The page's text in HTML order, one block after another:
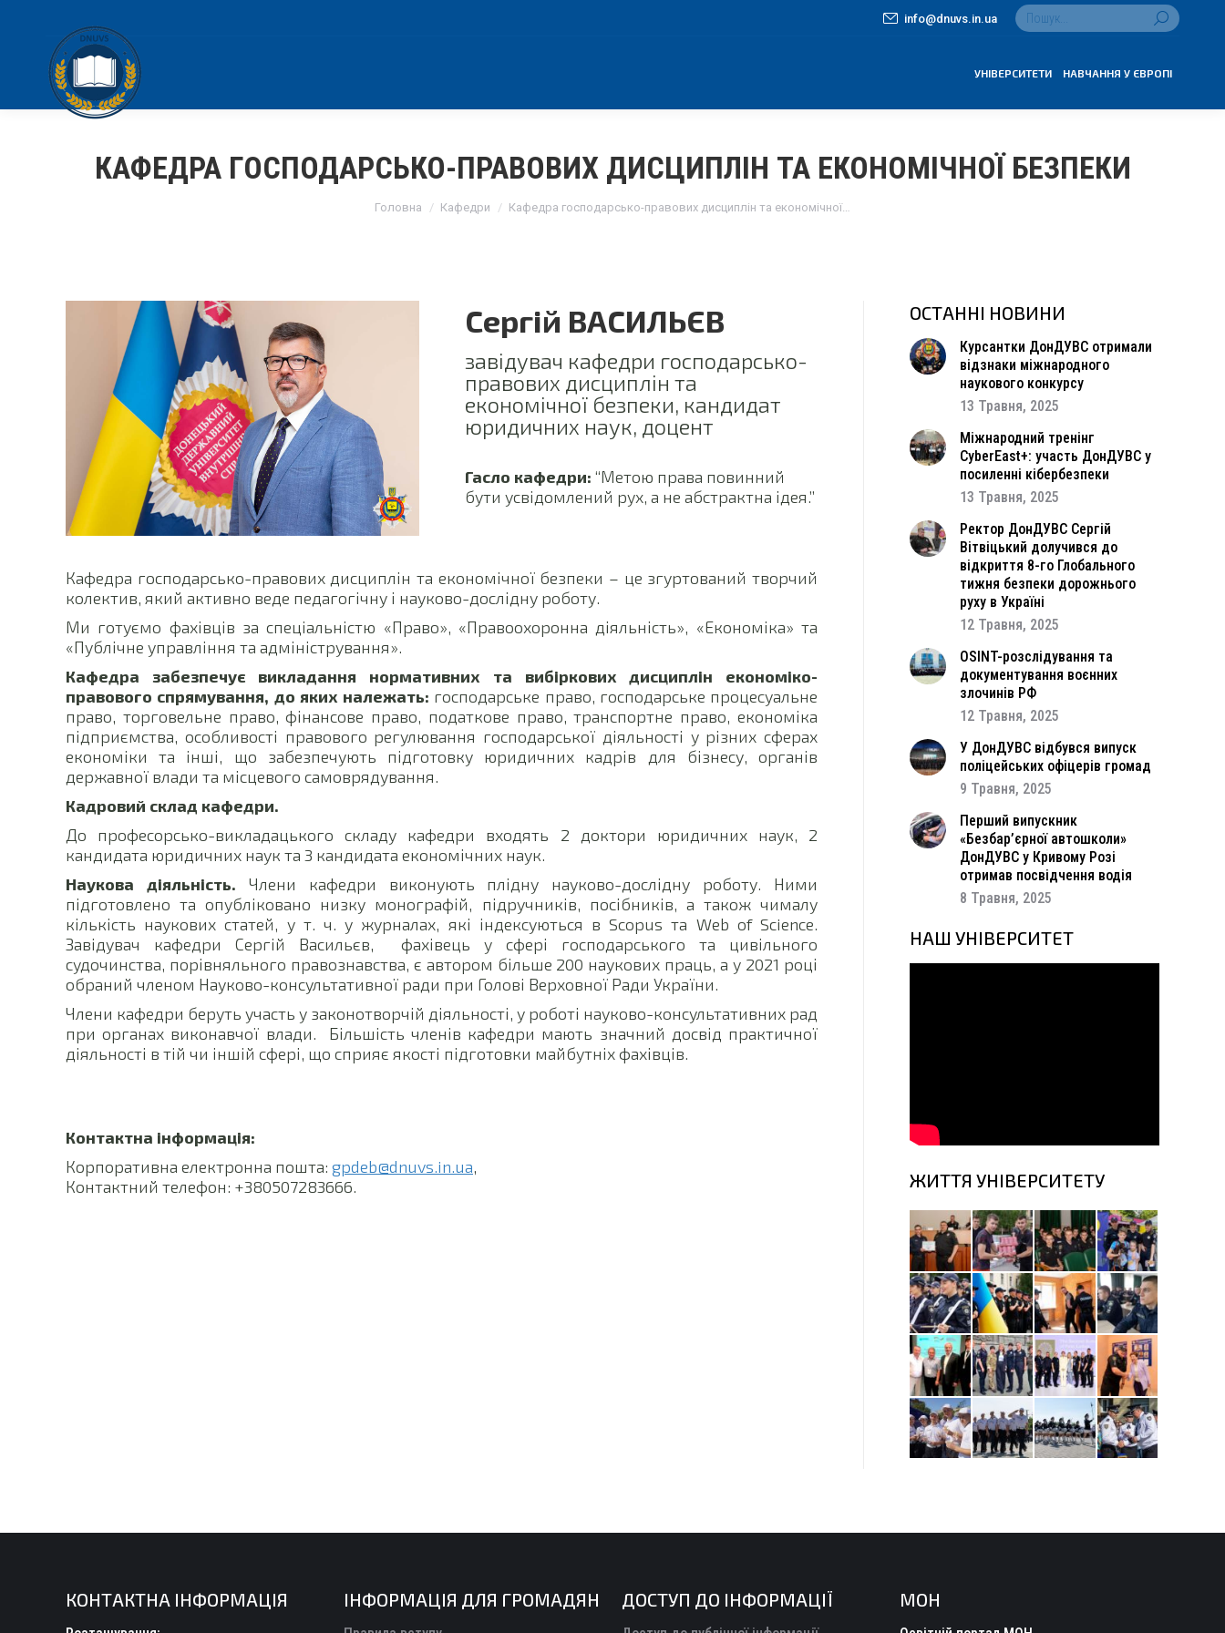
info@dnuvs.in.ua Search:
УНІВЕРСИТЕТИ НАВЧАННЯ У ЄВРОПІ
КАФЕДРА ГОСПОДАРСЬКО-ПРАВОВИХ ДИСЦИПЛІН ТА ЕКОНОМІЧНОЇ БЕЗПЕКИ
You are here:
Головна Кафедри Кафедра господарсько-правових дисциплін та економічної…
Сергій ВАСИЛЬЄВ
завідувач кафедри господарсько-
правових дисциплін та
економічної безпеки, кандидат
юридичних наук, доцент
Гасло кафедри: “Метою права повинний
бути усвідомлений рух, а не абстрактна ідея.”
Кафедра господарсько-правових дисциплін та економічної безпеки – це згуртований творчий
колектив, який активно веде педагогічну і науково-дослідну роботу.
Ми готуємо фахівців за спеціальністю «Право», «Правоохоронна діяльність», «Економіка» та
«Публічне управління та адміністрування».
Кафедра забезпечує викладання нормативних та вибіркових дисциплін економіко-
правового спрямування, до яких належать: господарське право, господарське процесуальне
право, торговельне право, фінансове право, податкове право, транспортне право, економіка
підприємства, особливості правового регулювання господарської діяльності у різних сферах
економіки та інші, що забезпечують підготовку юридичних кадрів для бізнесу, органів
державної влади та місцевого самоврядування.
Кадровий склад кафедри.
До професорсько-викладацького складу кафедри входять 2 доктори юридичних наук, 2
кандидата юридичних наук та 3 кандидата економічних наук.
Наукова діяльність. Члени кафедри виконують плідну науково-дослідну роботу. Ними
підготовлено та опубліковано низку монографій, підручників, посібників, а також чималу
кількість наукових статей, у т. ч. у журналах, які індексуються в Scopus та Web of Science.
Завідувач кафедри Сергій Васильєв, фахівець у сфері господарського та цивільного
судочинства, порівняльного правознавства, є автором більше 200 наукових праць, а у 2021 році
обраний членом Науково-консультативної ради при Голові Верховної Ради України.
Члени кафедри беруть участь у законотворчій діяльності, у роботі науково-консультативних рад
при органах виконавчої влади. Більшість членів кафедри мають значний досвід практичної
діяльності в тій чи іншій сфері, що сприяє якості підготовки майбутніх фахівців.
Контактна інформація:
Корпоративна електронна пошта: gpdeb@dnuvs.in.ua,
Контактний телефон: +380507283666.
ОСТАННІ НОВИНИ
Курсантки ДонДУВС отримали
відзнаки міжнародного
наукового конкурсу
13 Травня, 2025
Міжнародний тренінг
CyberEast+: участь ДонДУВС у
посиленні кібербезпеки
13 Травня, 2025
Ректор ДонДУВС Сергій
Вітвіцький долучився до
відкриття 8-го Глобального
тижня безпеки дорожнього
руху в Україні
12 Травня, 2025
OSINT-розслідування та
документування воєнних
злочинів РФ
12 Травня, 2025
У ДонДУВС відбувся випуск
поліцейських офіцерів громад
9 Травня, 2025
Перший випускник
«Безбар’єрної автошколи»
ДонДУВС у Кривому Розі
отримав посвідчення водія
8 Травня, 2025
НАШ УНІВЕРСИТЕТ
ЖИТТЯ УНІВЕРСИТЕТУ
КОНТАКТНА ІНФОРМАЦІЯ ІНФОРМАЦІЯ ДЛЯ ГРОМАДЯН ДОСТУП ДО ІНФОРМАЦІЇ МОН